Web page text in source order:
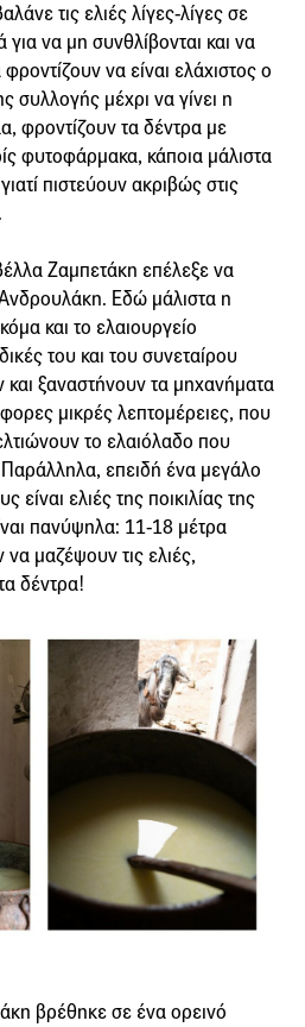
τις ελιές λίγες-λίγες σε
για να μη συνθλίβονται και να
να είναι ελάχιστος ο
συλλογής μέχρι να γίνει η
φροντίζουν τα δέντρα με
φυτοφάρμακα, κάποια μάλιστα
πιστεύουν ακριβώς στις
Ζαμπετάκη επέλεξε να
Εδώ μάλιστα η
και το ελαιουργείο
του και του συνεταίρου
ξαναστήνουν τα μηχανήματα
μικρές λεπτομέρειες, που
το ελαιόλαδο που
επειδή ένα μεγάλο
ελιές της ποικιλίας της
πανύψηλα: 11-18 μέτρα
μαζέψουν τις ελιές,
δέντρα!
βρέθηκε σε ένα ορεινό